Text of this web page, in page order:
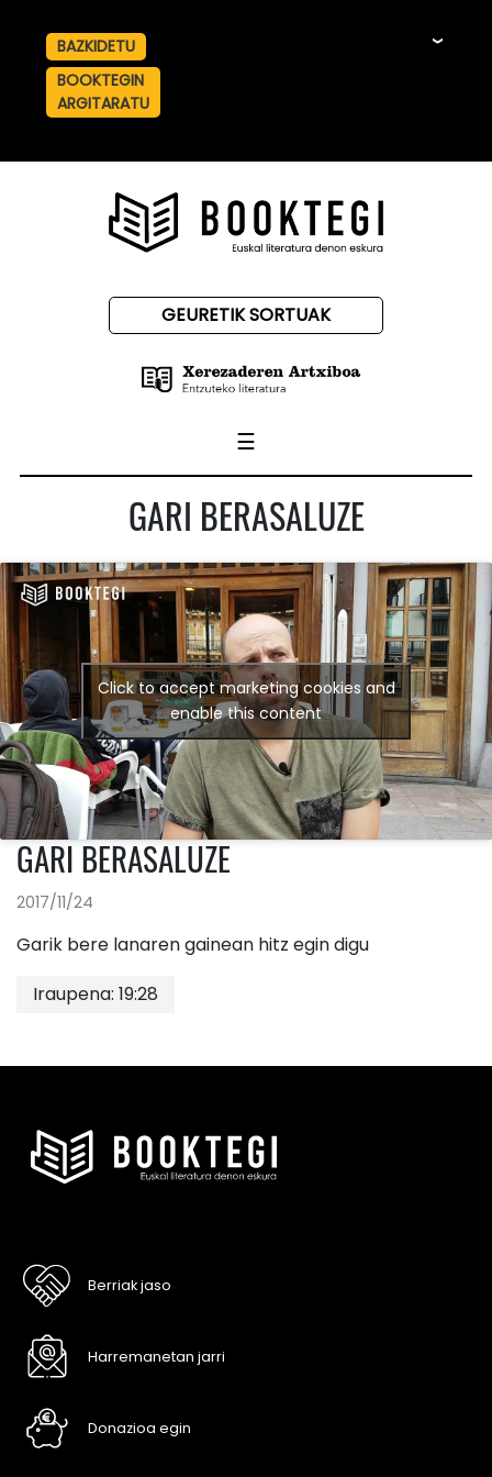
BAZKIDETU
BOOKTEGIN
ARGITARATU
GEURETIK SORTUAK
☰
GARI BERASALUZE
GARI BERASALUZE
2017/11/24
Garik bere lanaren gainean hitz egin digu
Iraupena: 19:28
Click to accept marketing cookies and
enable this content
Berriak jaso
Harremanetan jarri
Donazioa egin